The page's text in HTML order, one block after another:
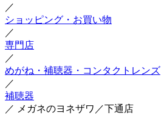
／
ショッピング・お買い物
／
専門店
／
めがね・補聴器・コンタクトレンズ
／
補聴器
／ メガネのヨネザワ／下通店